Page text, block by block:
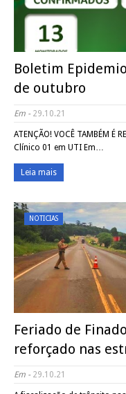
Boletim
de outubro
Em - 29.10.21
ATENÇÃO! VOCÊ TAMBÉM É
Clínico 01 em UTI Em…
Leia mais
NOTICIAS
Feriado de
reforçado nas
Em - 29.10.21